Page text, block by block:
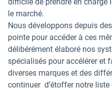
le marché.
Nous développons depuis
pointe pour accéder à ces
délibérément élaboré nos
spécialisés pour accélérer et
diverses marques et des
continuer d’étoffer notre liste